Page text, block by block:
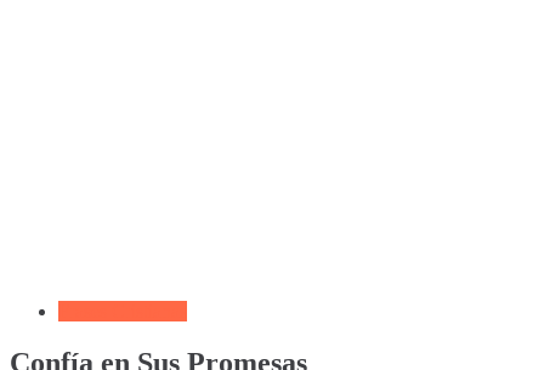
Confía en Sus Promesas